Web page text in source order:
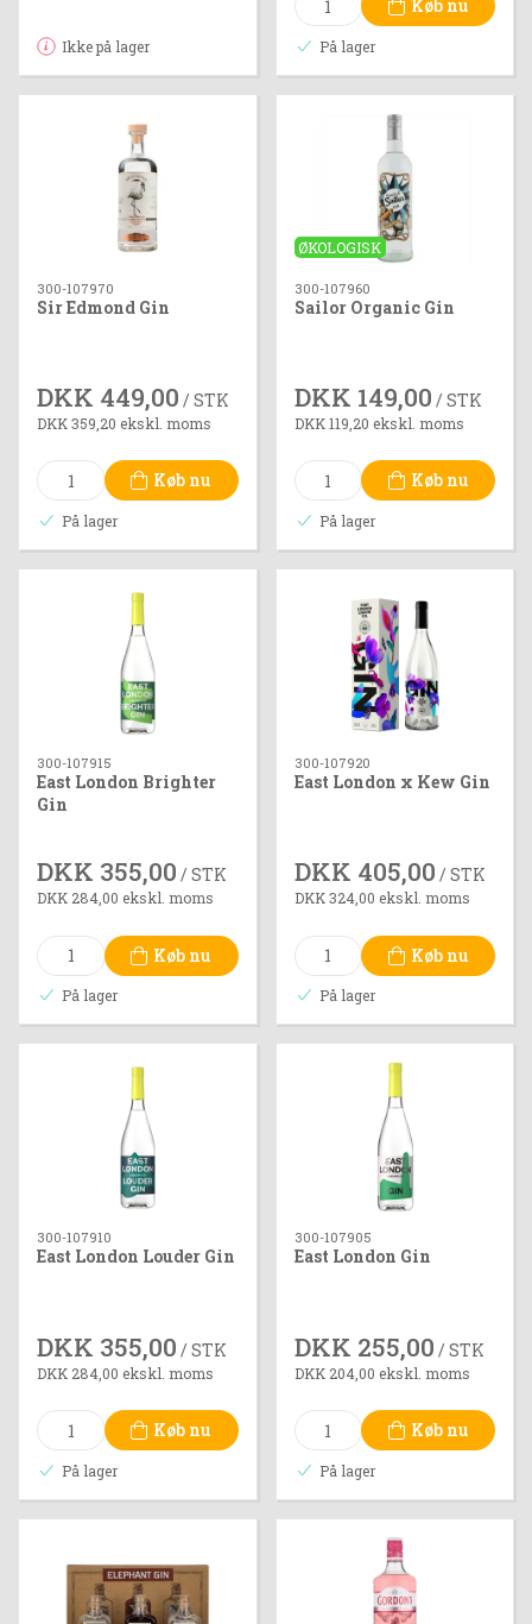
Ikke på lager
Køb nu
På lager
300-107970
Sir Edmond Gin
DKK 449,00 / STK
DKK 359,20 ekskl. moms
Køb nu
På lager
ØKOLOGISK
300-107960
Sailor Organic Gin
DKK 149,00 / STK
DKK 119,20 ekskl. moms
Køb nu
På lager
300-107915
East London Brighter
Gin
DKK 355,00 / STK
DKK 284,00 ekskl. moms
Køb nu
På lager
300-107920
East London x Kew Gin
DKK 405,00 / STK
DKK 324,00 ekskl. moms
Køb nu
På lager
300-107910
East London Louder Gin
DKK 355,00 / STK
DKK 284,00 ekskl. moms
Køb nu
På lager
300-107905
East London Gin
DKK 255,00 / STK
DKK 204,00 ekskl. moms
Køb nu
På lager